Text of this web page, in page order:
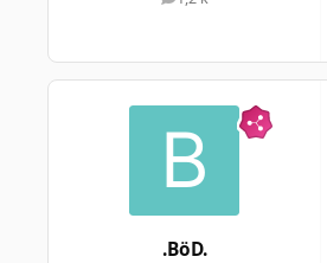
.BöD.